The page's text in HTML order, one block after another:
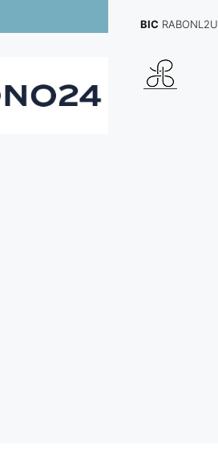
BIC RABONL2U